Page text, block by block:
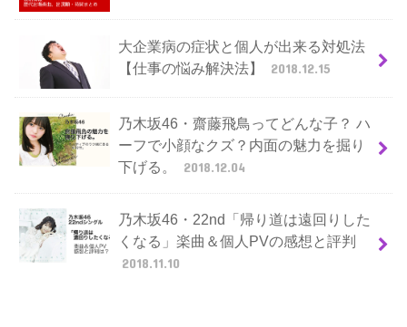
大企業病の症状と個人が出来る対処法
【仕事の悩み解決法】
2018.12.15
乃木坂46・齋藤飛鳥ってどんな子？ ハ
ーフで小顔なクズ？内面の魅力を掘り
下げる。
2018.12.04
乃木坂46・22nd「帰り道は遠回りした
くなる」楽曲＆個人PVの感想と評判
2018.11.10